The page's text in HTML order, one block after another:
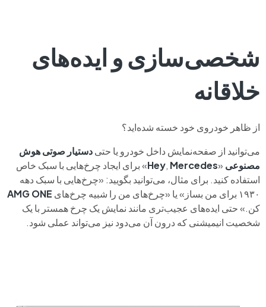
شخصی‌سازی و ایده‌های
خلاقانه
از ظاهر خودروی خود خسته شده‌اید؟
می‌توانید از صفحه‌نمایش داخل خودرو یا حتیدستیار صوتی هوش
مصنوعی «
Hey, Mercedes
» برای ایجاد چرخ‌هایی با سبک خاص
استفاده کنید. برای مثال، می‌توانید بگویید: «چرخ‌هایی با سبک دهه
۱۹۳۰ برای من بساز» یا «چرخ‌های من را شبیه چرخ‌های
AMGONE
کن.» حتی ایده‌های عجیب‌تری مانند نمایش یک چرخ همستر با یک
شخصیت انیمیشنی که درون آن می‌دود نیز می‌تواند عملی شود.